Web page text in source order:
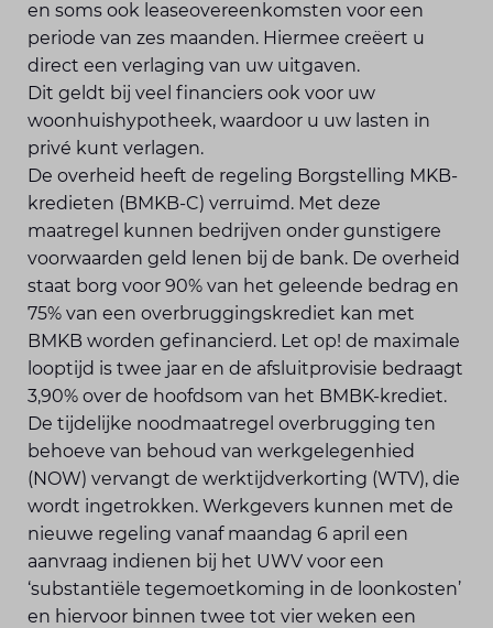
en soms ook leaseovereenkomsten voor een
periode van zes maanden. Hiermee creëert u
direct een verlaging van uw uitgaven.
Dit geldt bij veel financiers ook voor uw
woonhuishypotheek, waardoor u uw lasten in
privé kunt verlagen.
De overheid heeft de regeling Borgstelling MKB-
kredieten (BMKB-C) verruimd. Met deze
maatregel kunnen bedrijven onder gunstigere
voorwaarden geld lenen bij de bank. De overheid
staat borg voor 90% van het geleende bedrag en
75% van een overbruggingskrediet kan met
BMKB worden gefinancierd. Let op! de maximale
looptijd is twee jaar en de afsluitprovisie bedraagt
3,90% over de hoofdsom van het BMBK-krediet.
De tijdelijke noodmaatregel overbrugging ten
behoeve van behoud van werkgelegenhied
(NOW) vervangt de werktijdverkorting (WTV), die
wordt ingetrokken. Werkgevers kunnen met de
nieuwe regeling vanaf maandag 6 april een
aanvraag indienen bij het UWV voor een
‘substantiële tegemoetkoming in de loonkosten’
en hiervoor binnen twee tot vier weken een